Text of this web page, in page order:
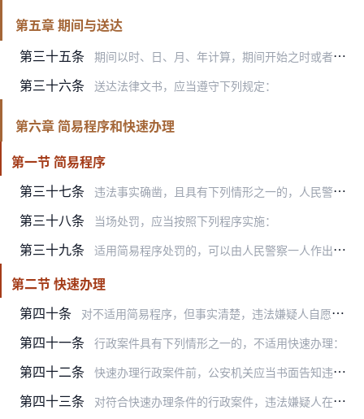
第五章 期间与送达
第三十五条
期间以时、日、月、年计算，期间开始之时或者日不计算在内。法律文书送达的期间不包括路途上的时间。期间的最后一日是节假日的，以节假日后的第一日为期满日期，但违法行为…
第三十六条 送达法律文书，应当遵守下列规定：
第六章 简易程序和快速办理
第一节 简易程序
第三十七条
违法事实确凿，且具有下列情形之一的，人民警察可以当场作出处罚决定，有违禁品的，可以当场收缴：
第三十八条 当场处罚，应当按照下列程序实施：
第三十九条 适用简易程序处罚的，可以由人民警察一人作出行政处罚决定。
第二节 快速办理
第四十条
对不适用简易程序，但事实清楚，违法嫌疑人自愿认错认罚，且对违法事实和法律适用没有异议的行政案件，公安机关可以通过简化取证方式和审核审批手续等措施快速办理。
第四十一条 行政案件具有下列情形之一的，不适用快速办理：
第四十二条 快速办理行政案件前，公安机关应当书面告知违法嫌疑人快速办理的相关规定，征得其同意，并由其签名确认。
第四十三条 对符合快速办理条件的行政案件，违法嫌疑人在自行书写材料或者询问笔录中承认违法事实、认错认罚，并有视音频记录、电子数据、检查笔录等关键证据能够相互印证的，公安机关…